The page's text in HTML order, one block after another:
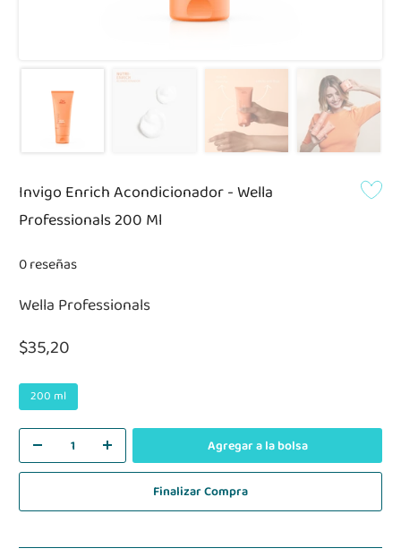
Invigo Enrich Acondicionador - Wella
Professionals 200 Ml
0 reseñas
Wella Professionals
$35,20
200 ml
Agregar a la bolsa
Finalizar Compra